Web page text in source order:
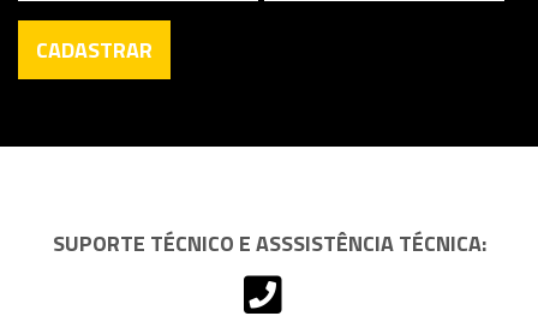
CADASTRAR
SUPORTE TÉCNICO E ASSSISTÊNCIA TÉCNICA: